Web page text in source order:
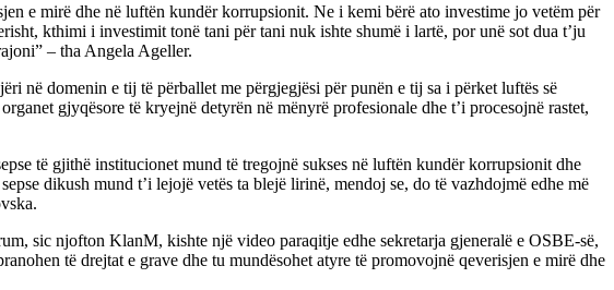
e mirë dhe në luftën kundër korrupsionit. Ne i kemi bërë ato investime jo vetëm për
kthimi i investimit tonë tani për tani nuk ishte shumë i lartë, por unë sot dua t’ju
– tha Angela Ageller.
në domenin e tij të përballet me përgjegjësi për punën e tij sa i përket luftës së
gjyqësore të kryejnë detyrën në mënyrë profesionale dhe t’i procesojnë rastet,
të gjithë institucionet mund të tregojnë sukses në luftën kundër korrupsionit dhe
dikush mund t’i lejojë vetës ta blejë lirinë, mendoj se, do të vazhdojmë edhe më
sic njofton KlanM, kishte një video paraqitje edhe sekretarja gjeneralë e OSBE-së,
të drejtat e grave dhe tu mundësohet atyre të promovojnë qeverisjen e mirë dhe